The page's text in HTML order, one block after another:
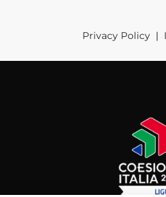
Privacy Policy |